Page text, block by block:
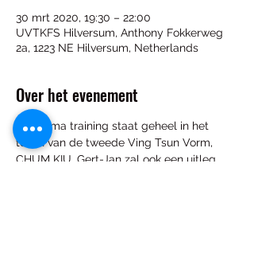
30 mrt 2020, 19:30 – 22:00
UVTKFS Hilversum, Anthony Fokkerweg
2a, 1223 NE Hilversum, Netherlands
Over het evenement
De thema training staat geheel in het
teken van de tweede Ving Tsun Vorm,
CHUM KIU. Gert-Jan zal ook een uitleg